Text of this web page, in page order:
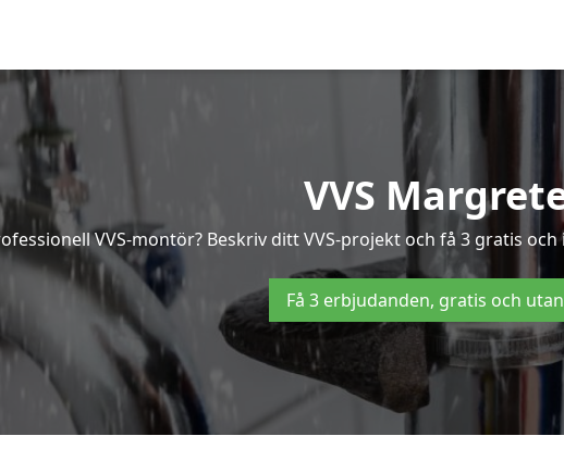
VVS
VVS-montör? Beskriv ditt VVS-projekt och få 3 gratis
Få 3 erbjudanden, gratis och